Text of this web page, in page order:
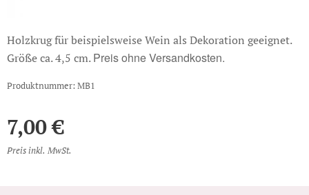
Holzkrug für beispielsweise Wein als Dekoration geeignet.
Größe ca. 4,5 cm.Preis ohne Versandkosten.
Produktnummer: MB1
7,00€
Preis inkl. MwSt.